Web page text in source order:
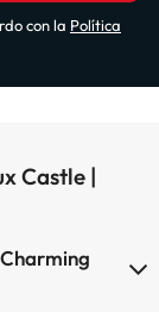
con la Política
Castle |